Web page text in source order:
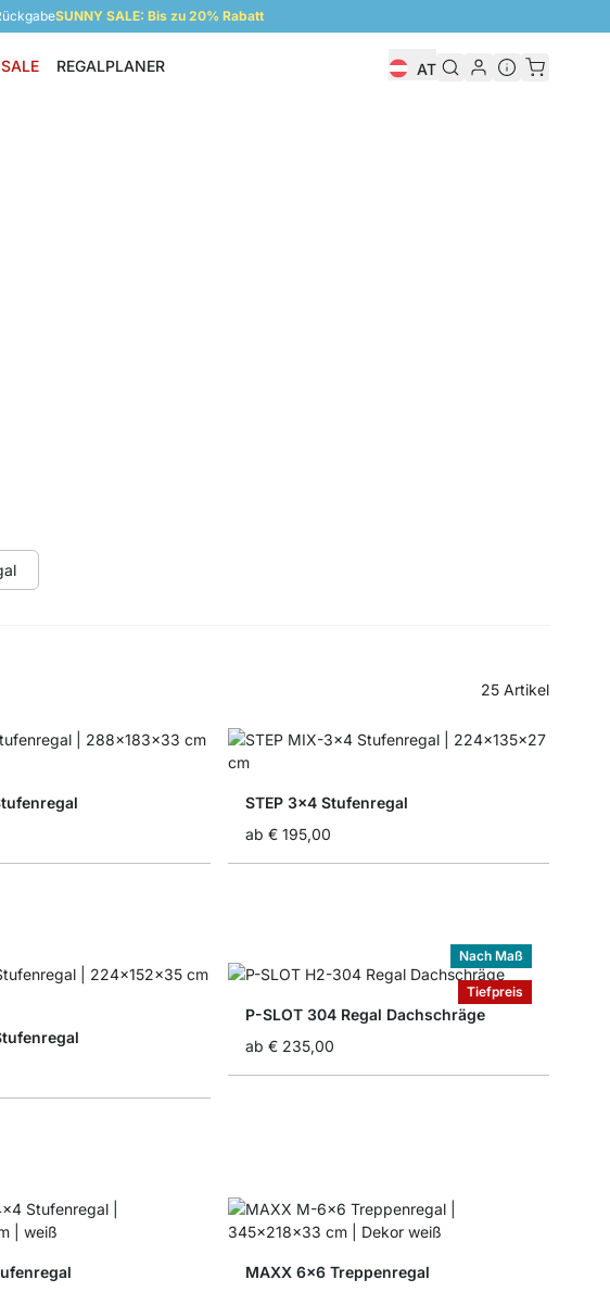
SUNNY SALE: Bis zu 20% Rabatt
SALE REGALPLANER AT
25 Artikel
STEP 3x4 Stufenregal
ab € 195,00
Tiefpreis
Nach Maß
P-SLOT 304 Regal Dachschräge
ab € 235,00
MAXX 6x6 Treppenregal